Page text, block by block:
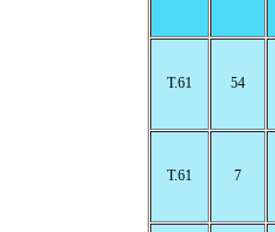
T.61 54
T.61 7